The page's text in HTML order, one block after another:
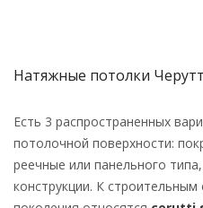
Натяжные потолки
Есть 3 распространенных
потолочной поверхности:
реечные или панельного
конструкции. К